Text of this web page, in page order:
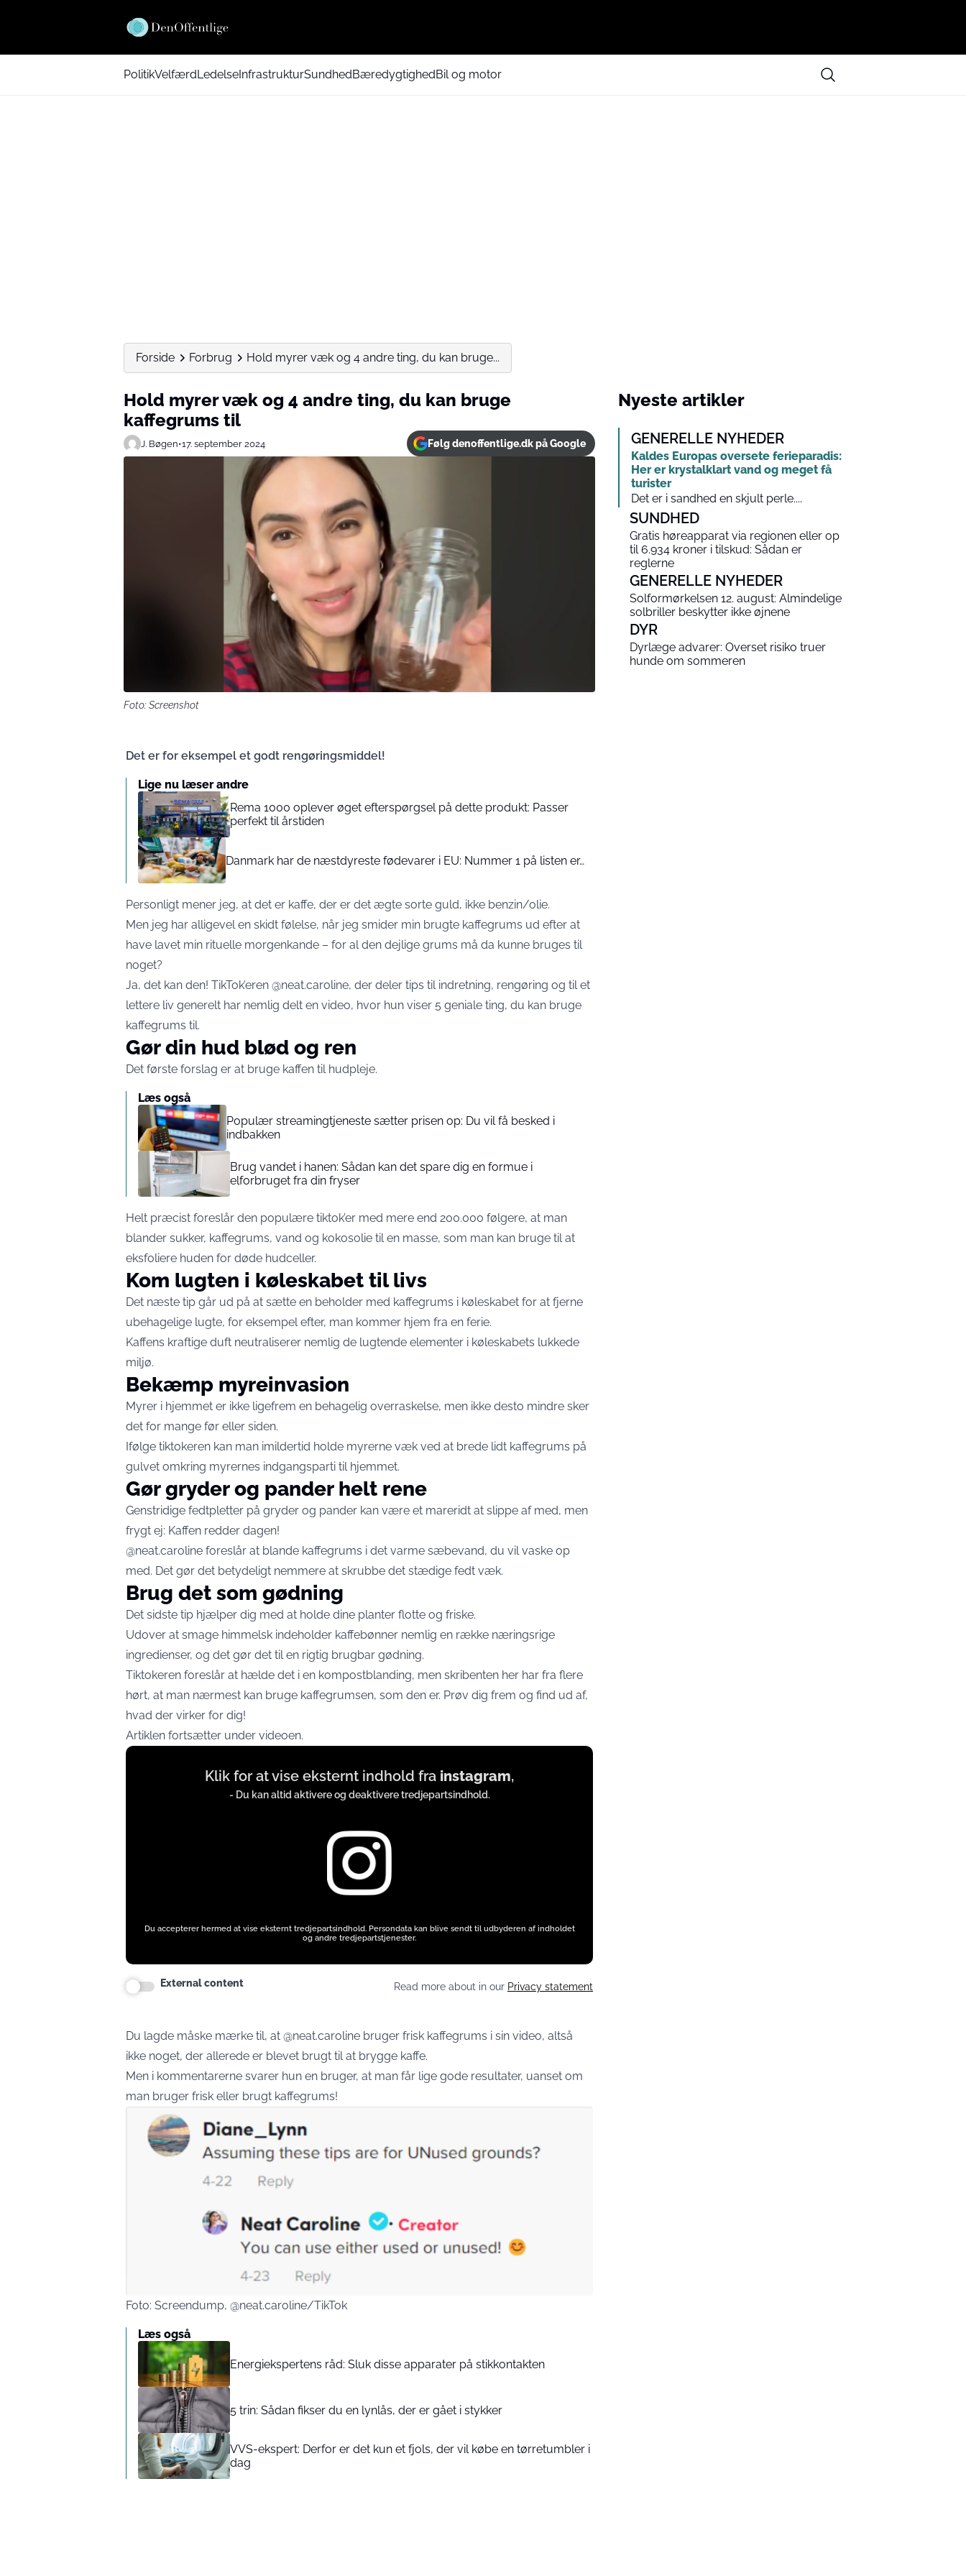
PolitikVelfærdLedelseInfrastrukturSundhedBæredygtighedBil og motor
Forside Forbrug Hold myrer væk og 4 andre ting, du kan bruge...
Hold myrer væk og 4 andre ting, du kan bruge
kaffegrums til
J. Bøgen•17. september 2024 Følg denoffentlige.dk på Google
Foto: Screenshot
Det er for eksempel et godt rengøringsmiddel!
Lige nu læser andre
Rema 1000 oplever øget efterspørgsel på dette produkt: Passer
perfekt til årstiden
Danmark har de næstdyreste fødevarer i EU: Nummer 1 på listen er…
Personligt mener jeg, at det er kaffe, der er det ægte sorte guld, ikke benzin/olie.
Men jeg har alligevel en skidt følelse, når jeg smider min brugte kaffegrums ud efter at
have lavet min rituelle morgenkande – for al den dejlige grums må da kunne bruges til
noget?
Ja, det kan den! TikTok’eren @neat.caroline, der deler tips til indretning, rengøring og til et
lettere liv generelt har nemlig delt en video, hvor hun viser 5 geniale ting, du kan bruge
kaffegrums til.
Gør din hud blød og ren
Det første forslag er at bruge kaffen til hudpleje.
Læs også
Populær streamingtjeneste sætter prisen op: Du vil få besked i
indbakken
Brug vandet i hanen: Sådan kan det spare dig en formue i
elforbruget fra din fryser
Helt præcist foreslår den populære tiktok’er med mere end 200.000 følgere, at man
blander sukker, kaffegrums, vand og kokosolie til en masse, som man kan bruge til at
eksfoliere huden for døde hudceller.
Kom lugten i køleskabet til livs
Det næste tip går ud på at sætte en beholder med kaffegrums i køleskabet for at fjerne
ubehagelige lugte, for eksempel efter, man kommer hjem fra en ferie.
Kaffens kraftige duft neutraliserer nemlig de lugtende elementer i køleskabets lukkede
miljø.
Bekæmp myreinvasion
Myrer i hjemmet er ikke ligefrem en behagelig overraskelse, men ikke desto mindre sker
det for mange før eller siden.
Ifølge tiktokeren kan man imildertid holde myrerne væk ved at brede lidt kaffegrums på
gulvet omkring myrernes indgangsparti til hjemmet.
Gør gryder og pander helt rene
Genstridige fedtpletter på gryder og pander kan være et mareridt at slippe af med, men
frygt ej: Kaffen redder dagen!
@neat.caroline foreslår at blande kaffegrums i det varme sæbevand, du vil vaske op
med. Det gør det betydeligt nemmere at skrubbe det stædige fedt væk.
Brug det som gødning
Det sidste tip hjælper dig med at holde dine planter flotte og friske.
Udover at smage himmelsk indeholder kaffebønner nemlig en række næringsrige
ingredienser, og det gør det til en rigtig brugbar gødning.
Tiktokeren foreslår at hælde det i en kompostblanding, men skribenten her har fra flere
hørt, at man nærmest kan bruge kaffegrumsen, som den er. Prøv dig frem og find ud af,
hvad der virker for dig!
Artiklen fortsætter under videoen.
Display
Klik for at vise eksternt indhold fra instagram,
- Du kan altid aktivere og deaktivere tredjepartsindhold.
Du accepterer hermed at vise eksternt tredjepartsindhold. Persondata kan blive sendt til udbyderen af indholdet
og andre tredjepartstjenester.
External content Read more about in our Privacy statement
Du lagde måske mærke til, at @neat.caroline bruger frisk kaffegrums i sin video, altså
ikke noget, der allerede er blevet brugt til at brygge kaffe.
Men i kommentarerne svarer hun en bruger, at man får lige gode resultater, uanset om
man bruger frisk eller brugt kaffegrums!
Foto: Screendump, @neat.caroline/TikTok
Læs også
Energiekspertens råd: Sluk disse apparater på stikkontakten
5 trin: Sådan fikser du en lynlås, der er gået i stykker
VVS-ekspert: Derfor er det kun et fjols, der vil købe en tørretumbler i
dag
Nyeste artikler
GENERELLE NYHEDER
Kaldes Europas oversete ferieparadis:
Her er krystalklart vand og meget få
turister
Det er i sandhed en skjult perle....
SUNDHED
Gratis høreapparat via regionen eller op
til 6.934 kroner i tilskud: Sådan er
reglerne
GENERELLE NYHEDER
Solformørkelsen 12. august: Almindelige
solbriller beskytter ikke øjnene
DYR
Dyrlæge advarer: Overset risiko truer
hunde om sommeren